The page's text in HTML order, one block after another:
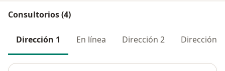
Consultorios (4)
Dirección 1 En línea Dirección 2 Dirección 3